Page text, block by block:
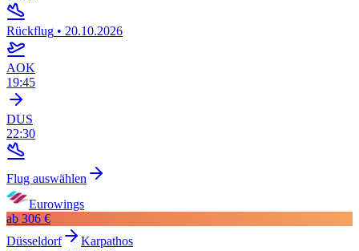
Rückflug • 20.10.2026
AOK
19:45
DUS
22:30
Flug auswählen
Eurowings
ab 306 €
Düsseldorf
Karpathos